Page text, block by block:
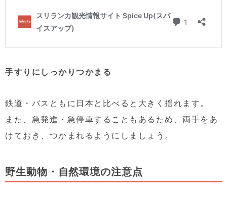
手すりにしっかりつかまる
鉄道・バスともに日本と比べると大きく揺れます。
また、急発進・急停車することもあるため、両手をあ
けておき、つかまれるようにしましょう。
野生動物・自然環境の注意点